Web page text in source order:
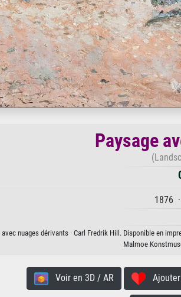
Paysage
1876
avec nuages dérivants · Carl Fredrik Hill. Disponible en
Malmoe
Voir en 3D / AR